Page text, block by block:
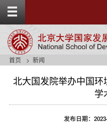
g
t
首页 新闻
北大国发院举办中国
学
发布日期：